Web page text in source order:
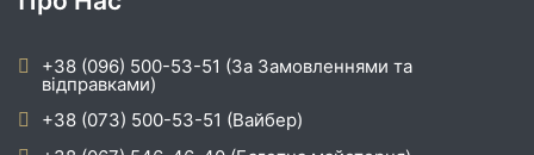
+38 (096) 500-53-51 (За Замовленнями та
відправками)
+38 (073) 500-53-51 (Вайбер)